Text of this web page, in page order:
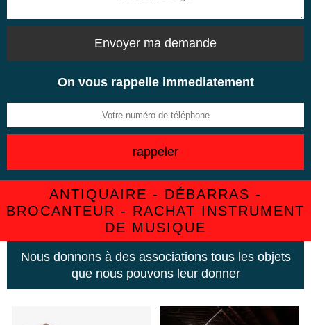
On vous rappelle immediatement
ANTIQUAIRE - DÉBARRAS -
BROCANTEUR - RACHAT INSTRUMENT
DE MUSIQUE
Nous donnons à des associations tous les objets
que nous pouvons leur donner